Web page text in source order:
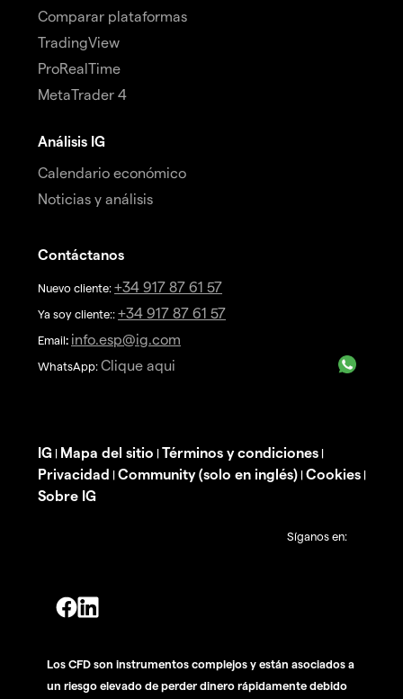
Comparar plataformas
TradingView
ProRealTime
MetaTrader 4
Análisis IG
Calendario económico
Noticias y análisis
Contáctanos
Nuevo cliente: +34 917 87 61 57
Ya soy cliente:: +34 917 87 61 57
Email: info.esp@ig.com
WhatsApp: Clique aqui
IG | Mapa del sitio | Términos y condiciones |
Privacidad | Community (solo en inglés) | Cookies |
Sobre IG
Síganos en:
Los CFD son instrumentos complejos y están asociados a
un riesgo elevado de perder dinero rápidamente debido